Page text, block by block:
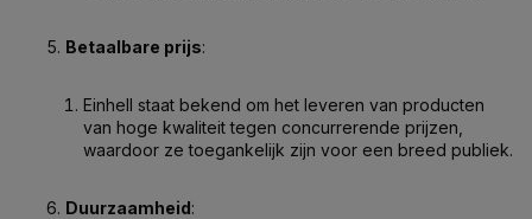
Betaalbare prijs:
Einhell staat bekend om het leveren van producten
van hoge kwaliteit tegen concurrerende prijzen,
waardoor ze toegankelijk zijn voor een breed publiek.
Duurzaamheid: